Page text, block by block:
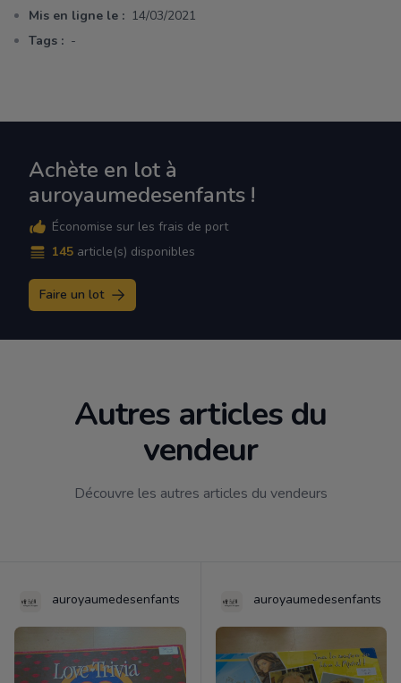
Mis en ligne le : 14/03/2021
Tags : -
Achète en lot à
auroyaumedesenfants !
Économise sur les frais de port
145 article(s) disponibles
Faire un lot
Autres articles du
vendeur
Découvre les autres articles du vendeurs
auroyaumedesenfants auroyaumedesenfants